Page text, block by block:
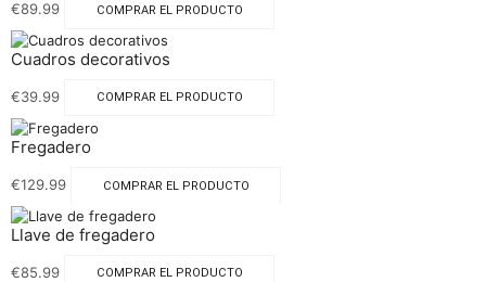
€89.99 COMPRAR EL PRODUCTO
Cuadros decorativos
€39.99 COMPRAR EL PRODUCTO
Fregadero
€129.99 COMPRAR EL PRODUCTO
Llave de fregadero
€85.99 COMPRAR EL PRODUCTO